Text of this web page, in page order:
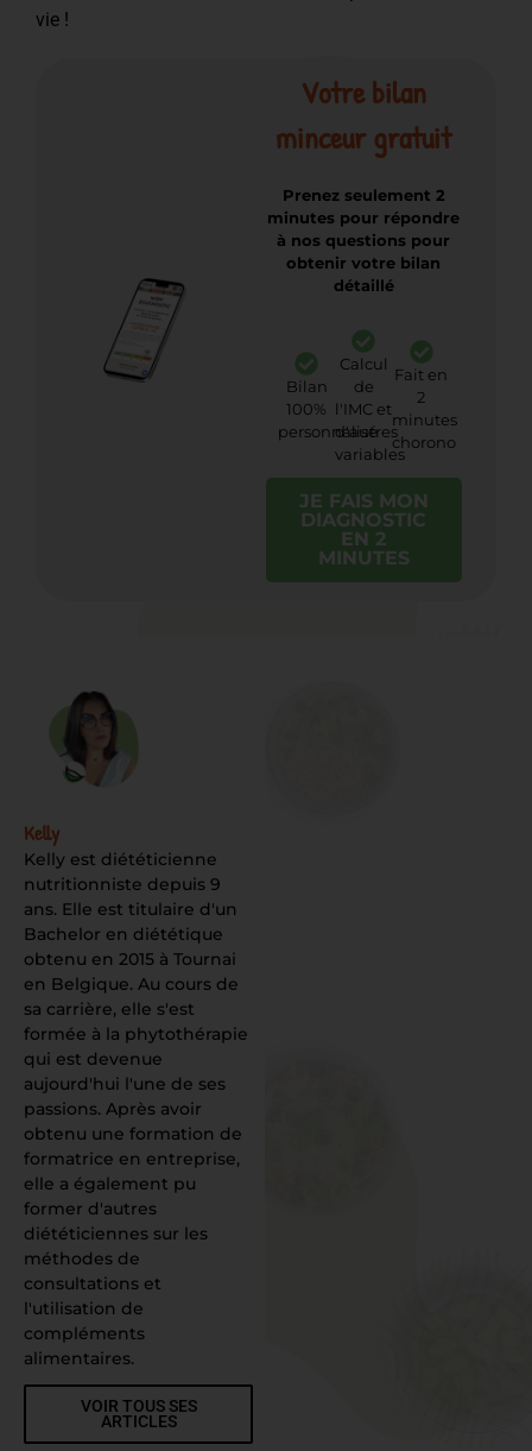
vie !
Votre bilan
minceur gratuit
Prenez seulement 2
minutes pour répondre
à nos questions pour
obtenir votre bilan
détaillé
Bilan
100%
personnalisé
Calcul
de
l'IMC et
d'autres
variables
Fait en
2
minutes
chorono
JE FAIS MON
DIAGNOSTIC
EN 2
MINUTES
Kelly
Kelly est diététicienne
nutritionniste depuis 9
ans. Elle est titulaire d'un
Bachelor en diététique
obtenu en 2015 à Tournai
en Belgique. Au cours de
sa carrière, elle s'est
formée à la phytothérapie
qui est devenue
aujourd'hui l'une de ses
passions. Après avoir
obtenu une formation de
formatrice en entreprise,
elle a également pu
former d'autres
diététiciennes sur les
méthodes de
consultations et
l'utilisation de
compléments
alimentaires.
VOIR TOUS SES
ARTICLES